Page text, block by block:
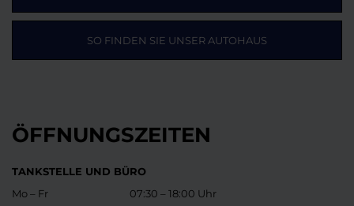
SO FINDEN SIE UNSER AUTOHAUS
ÖFFNUNGSZEITEN
TANKSTELLE UND BÜRO
Mo – Fr
07:30 – 18:00 Uhr